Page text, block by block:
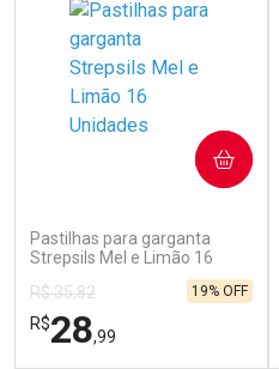
Pastilhas para garganta
Strepsils Mel e Limão 16
R$ 35,82
R$28,99
19% OFF
COMPRAR